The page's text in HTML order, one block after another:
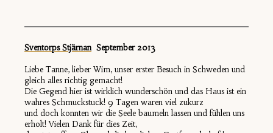
Sventorps Stjärnan September 2013
Liebe Tanne, lieber Wim, unser erster Besuch in Schweden und
gleich alles richtig gemacht!
Die Gegend hier ist wirklich wunderschön und das Haus ist ein
wahres Schmuckstuck! 9 Tagen waren viel zukurz
und doch konnten wir die Seele baumeln lassen und fühlen uns
erholt! Vielen Dank für dies Zeit,